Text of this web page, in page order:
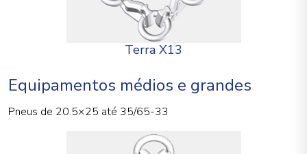
Terra X13
Equipamentos médios e grandes
Pneus de 20.5×25 até 35/65-33